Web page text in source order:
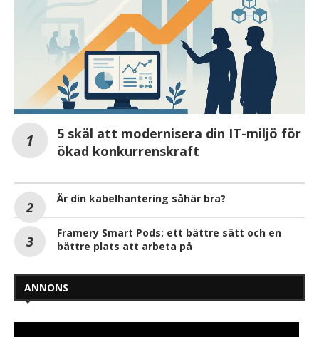
5 skäl att modernisera din IT-miljö för
ökad konkurrenskraft
Är din kabelhantering såhär bra?
Framery Smart Pods: ett bättre sätt och en
bättre plats att arbeta på
ANNONS